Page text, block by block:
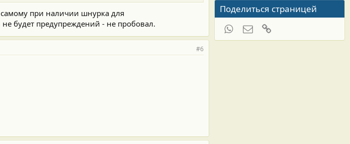
при наличии шнурка для
будет предупреждений - не пробовал.
#6
Поделиться страницей
WhatsAppЭлектронная почта